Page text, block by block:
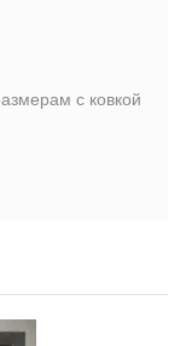
с ковкой